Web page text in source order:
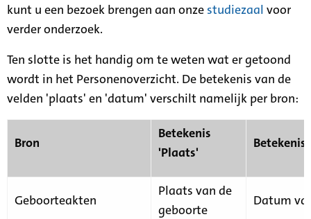
kunt u een bezoek brengen aan onze studiezaal voor
verder onderzoek.
Ten slotte is het handig om te weten wat er getoond
wordt in het Personenoverzicht. De betekenis van de
velden 'plaats' en 'datum' verschilt namelijk per bron:
Bron
Betekenis
'Plaats'
Geboorteakten
Plaats van de
geboorte
Datum